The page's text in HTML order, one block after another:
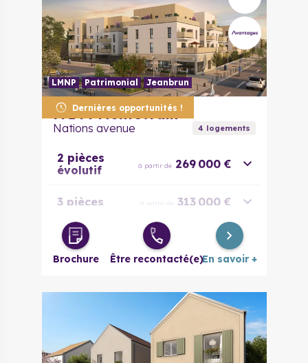
Dernières opportunités !
LMNP Patrimonial Jeanbrun
77144 Montévrain
Nations avenue 4 logements
2 pièces
évolutif
à partir de 269 000 €
3 pièces à partir de 313 000 €
4 pièces à partir de 421 000 €
Brochure Être recontacté(e)En savoir +